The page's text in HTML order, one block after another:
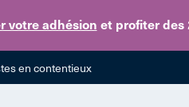
votre adhésion et profiter des
Skip to main
en contentieux